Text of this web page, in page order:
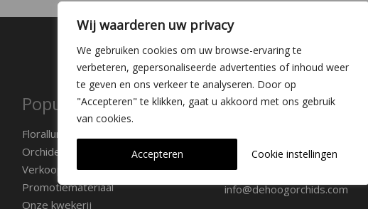
Wij waarderen uw privacy
We gebruiken cookies om uw browse-ervaring te
verbeteren, gepersonaliseerde advertenties of inhoud weer
te geven en ons verkeer te analyseren. Door op
"Accepteren" te klikken, gaat u akkoord met ons gebruik
van cookies.
Cookie instellingen
Accepteren
Populaire pagina's
Florallure
Orchidee soorten
Verkooppunten
Promotiemateriaal
Onze kwekerij
Kwekerij Delfgauw
Vrederustlaan 10
2645 AW Delfgauw
info@dehoogorchids.com